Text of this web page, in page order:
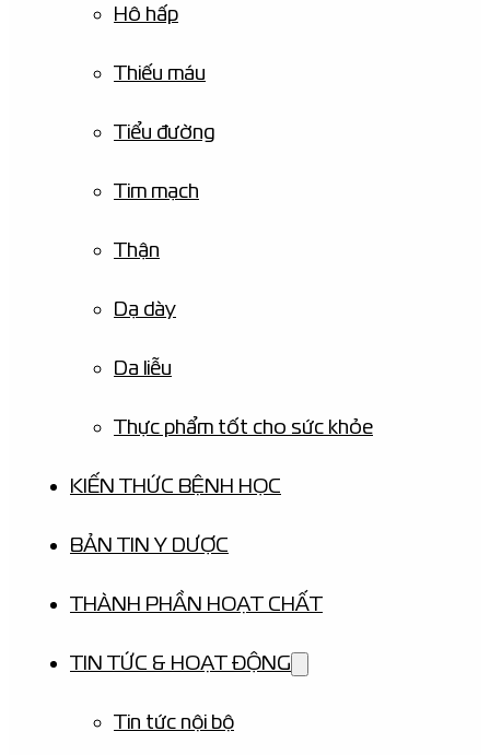
Hô hấp
Thiếu máu
Tiểu đường
Tim mạch
Thận
Dạ dày
Da liễu
Thực phẩm tốt cho sức khỏe
KIẾN THỨC BỆNH HỌC
BẢN TIN Y DƯỢC
THÀNH PHẦN HOẠT CHẤT
TIN TỨC & HOẠT ĐỘNG
Tin tức nội bộ